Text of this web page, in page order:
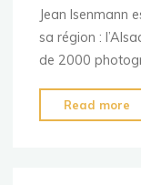
Jean Isenmann
sa région :
de 2000
Read more